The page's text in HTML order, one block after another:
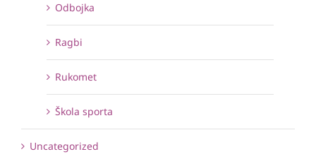
Odbojka
Ragbi
Rukomet
Škola sporta
Uncategorized